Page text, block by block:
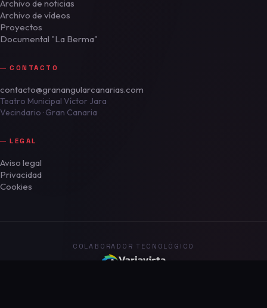
Archivo de noticias
Archivo de vídeos
Proyectos
Documental "La Berma"
CONTACTO
contacto@granangularcanarias.com
Teatro Municipal Víctor Jara
Vecindario · Gran Canaria
LEGAL
Aviso legal
Privacidad
Cookies
COLABORADOR TECNOLÓGICO